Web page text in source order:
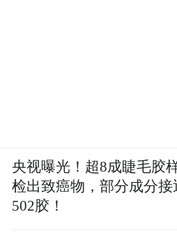
央视曝光！超8成睫毛胶
检出致癌物，部分成分接
502胶！